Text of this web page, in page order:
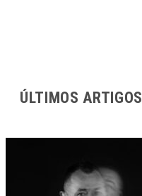
ÚLTIMOS ARTIGOS